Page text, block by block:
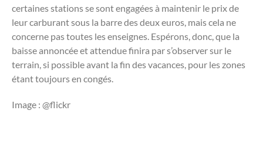
certaines stations se sont engagées à maintenir le prix de
leur carburant sous la barre des deux euros, mais cela ne
concerne pas toutes les enseignes. Espérons, donc, que la
baisse annoncée et attendue finira par s’observer sur le
terrain, si possible avant la fin des vacances, pour les zones
étant toujours en congés.
Image : @flickr